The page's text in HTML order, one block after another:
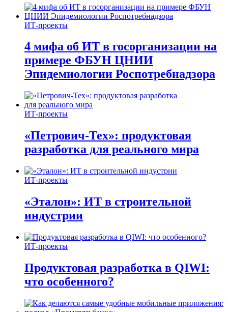
ИТ-проекты
4 мифа об ИТ в госорганизации на
примере ФБУН ЦНИИ
Эпидемиологии Роспотребнадзора
ИТ-проекты
«Петрович-Тех»: продуктовая
разработка для реального мира
ИТ-проекты
«Эталон»: ИТ в строительной
индустрии
ИТ-проекты
Продуктовая разработка в QIWI:
что особенного?